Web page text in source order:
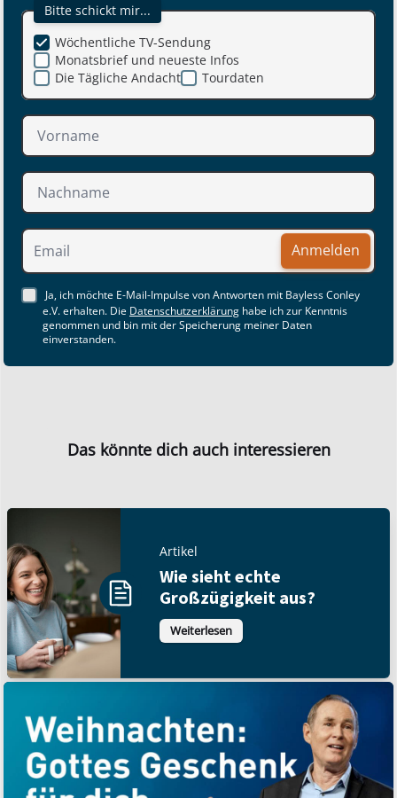
Bitte schickt mir...
Monatsbrief und neueste Infos
Die Tägliche Andacht
Wöchentliche TV-Sendung
Tourdaten
Anmelden
Ja, ich möchte E-Mail-Impulse von Antworten mit Bayless Conley
e.V. erhalten. Die Datenschutzerklärung habe ich zur Kenntnis
genommen und bin mit der Speicherung meiner Daten
einverstanden.
Das könnte dich auch interessieren
Artikel
Wie sieht echte
Großzügigkeit aus?
Weiterlesen